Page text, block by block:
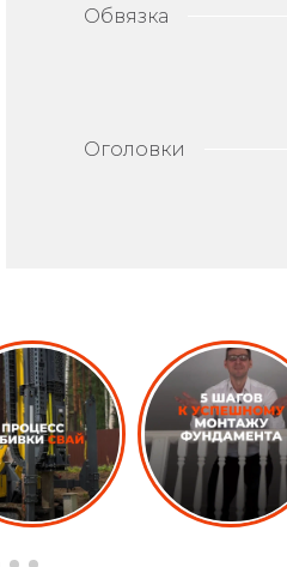
Обвязка
Оголовки